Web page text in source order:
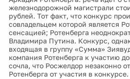
железнодорожной магистрали
рублей. Тот факт, что конкурс
совладельцем которой является
сенсацией; Ротенберга
Владимира Путина. Конкурс,
входящая в группу «Сумма»
компания Ротенберга к участию
сочла, что Росжелдор незаконно
Ротенберга от участия в конкурсе.